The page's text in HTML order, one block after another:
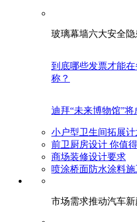
玻璃幕墙六大安全
到底哪些发票才能
称？
迪拜“未来博物馆”
小户型卫生间拓展计
前卫厨房设计 你值
商场装修设计要求
喷涂桥面防水涂料
市场需求推动汽车